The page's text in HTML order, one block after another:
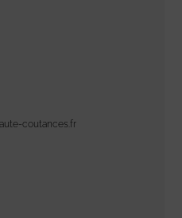
coutances.fr